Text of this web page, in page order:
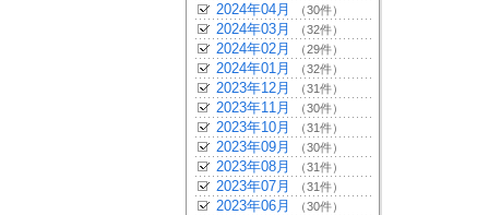
2024年04月 （30件）
2024年03月 （32件）
2024年02月 （29件）
2024年01月 （32件）
2023年12月 （31件）
2023年11月 （30件）
2023年10月 （31件）
2023年09月 （30件）
2023年08月 （31件）
2023年07月 （31件）
2023年06月 （30件）